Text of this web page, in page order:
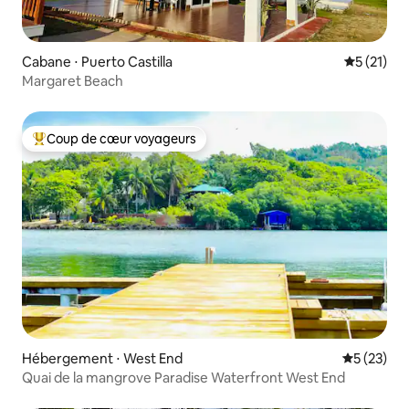
Cabane ⋅ Puerto Castilla
5 (21)
Margaret Beach
Coups de cœur voyageurs les plus appréciés
Coup de cœur voyageurs
Hébergement ⋅ West End
5 (23)
Quai de la mangrove Paradise Waterfront West End